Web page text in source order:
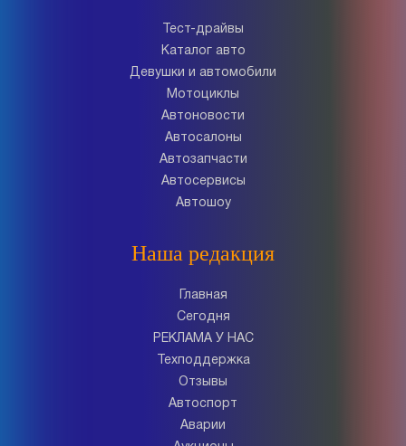
Тест-драйвы
Каталог авто
Девушки и автомобили
Мотоциклы
Автоновости
Автосалоны
Автозапчасти
Автосервисы
Автошоу
Наша редакция
Главная
Сегодня
РЕКЛАМА У НАС
Техподдержка
Отзывы
Автоспорт
Аварии